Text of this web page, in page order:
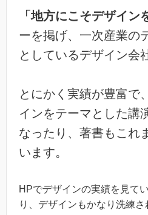
「地方にこそデザイン
ーを掲げ、一次産業の
としているデザイン会
とにかく実績が豊富で
インをテーマとした講
なったり、著書もこれ
います。
HPでデザインの実績を見て
り、デザインもかなり洗練さ